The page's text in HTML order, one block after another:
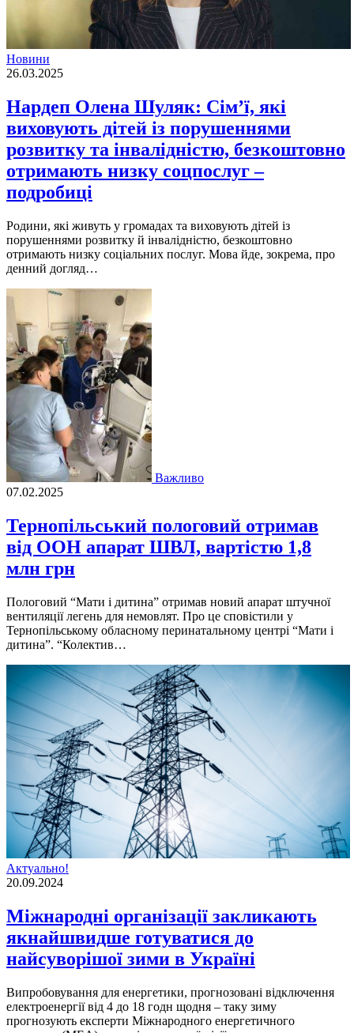
Новини
26.03.2025
Нардеп Олена Шуляк: Сімʼї, які
виховують дітей із порушеннями
розвитку та інвалідністю, безкоштовно
отримають низку соцпослуг –
подробиці
Родини, які живуть у громадах та виховують дітей із
порушеннями розвитку й інвалідністю, безкоштовно
отримають низку соціальних послуг. Мова йде, зокрема, про
денний догляд…
Важливо
07.02.2025
Тернопільський пологовий отримав
від ООН апарат ШВЛ, вартістю 1,8
млн грн
Пологовий “Мати і дитина” отримав новий апарат штучної
вентиляції легень для немовлят. Про це сповістили у
Тернопільському обласному перинатальному центрі “Мати і
дитина”. “Колектив…
Актуально!
20.09.2024
Міжнародні організації закликають
якнайшвидше готуватися до
найсуворішої зими в Україні
Випробовування для енергетики, прогнозовані відключення
електроенергії від 4 до 18 годн щодня – таку зиму
прогнозують експерти Міжнародного енергетичного